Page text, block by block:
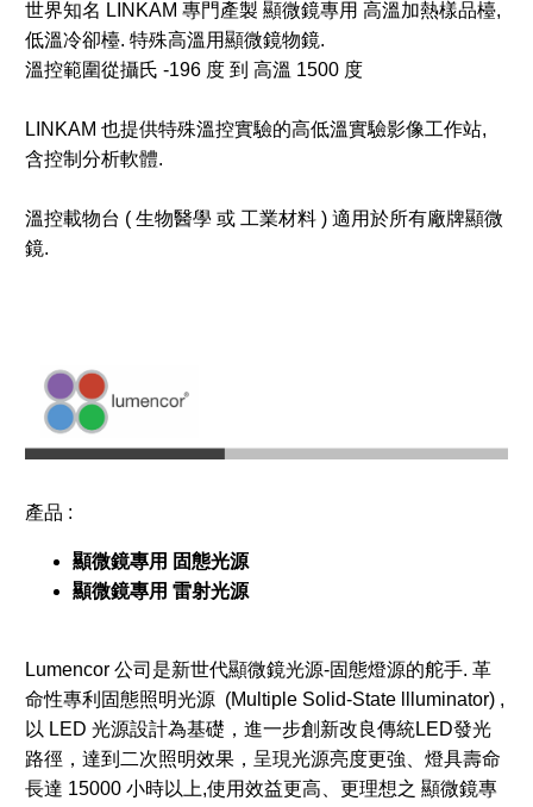
世界知名 LINKAM 專門產製 顯微鏡專用 高溫加熱樣品檯,
低溫冷卻檯. 特殊高溫用顯微鏡物鏡.
溫控範圍從攝氏 -196 度 到 高溫 1500 度
LINKAM 也提供特殊溫控實驗的高低溫實驗影像工作站,
含控制分析軟體.
溫控載物台 ( 生物醫學 或 工業材料 ) 適用於所有廠牌顯微
鏡.
產品 :
顯微鏡專用 固態光源
顯微鏡專用 雷射光源
Lumencor 公司是新世代顯微鏡光源-固態燈源的舵手. 革
命性專利固態照明光源 (Multiple Solid-State llluminator) ,
以 LED 光源設計為基礎，進一步創新改良傳統LED發光
路徑，達到二次照明效果，呈現光源亮度更強、燈具壽命
長達 15000 小時以上,使用效益更高、更理想之 顯微鏡專